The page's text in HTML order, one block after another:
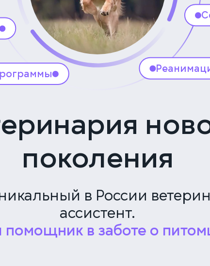
и
поколения
в России
ассистент.
в заботе о
Карамышевская наб., 2А
(499) 288-80-36